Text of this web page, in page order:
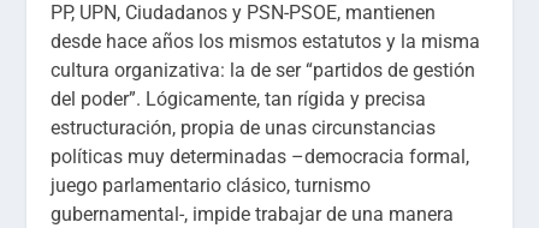
PP, UPN, Ciudadanos y PSN-PSOE, mantienen
desde hace años los mismos estatutos y la misma
cultura organizativa: la de ser “partidos de gestión
del poder”. Lógicamente, tan rígida y precisa
estructuración, propia de unas circunstancias
políticas muy determinadas –democracia formal,
juego parlamentario clásico, turnismo
gubernamental-, impide trabajar de una manera